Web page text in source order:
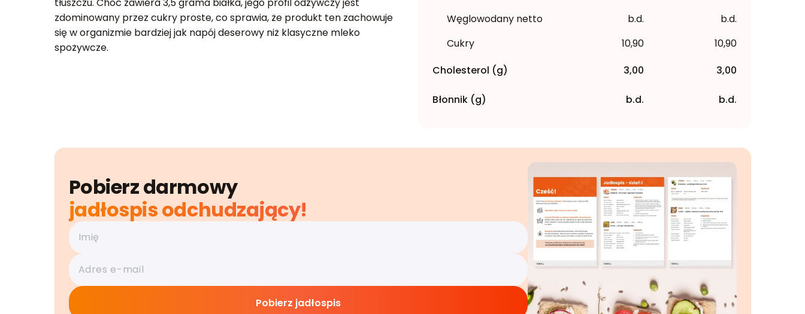
zdominowany przez cukry proste, co sprawia, że produkt ten zachowuje
się w organizmie bardziej jak napój deserowy niż klasyczne mleko
spożywcze.
Węglowodany netto
b.d.
b.d.
Cukry
10,90
10,90
Cholesterol (g)
3,00 3,00
Błonnik (g) b.d. b.d.
Pobierz darmowy
jadłospis odchudzający!